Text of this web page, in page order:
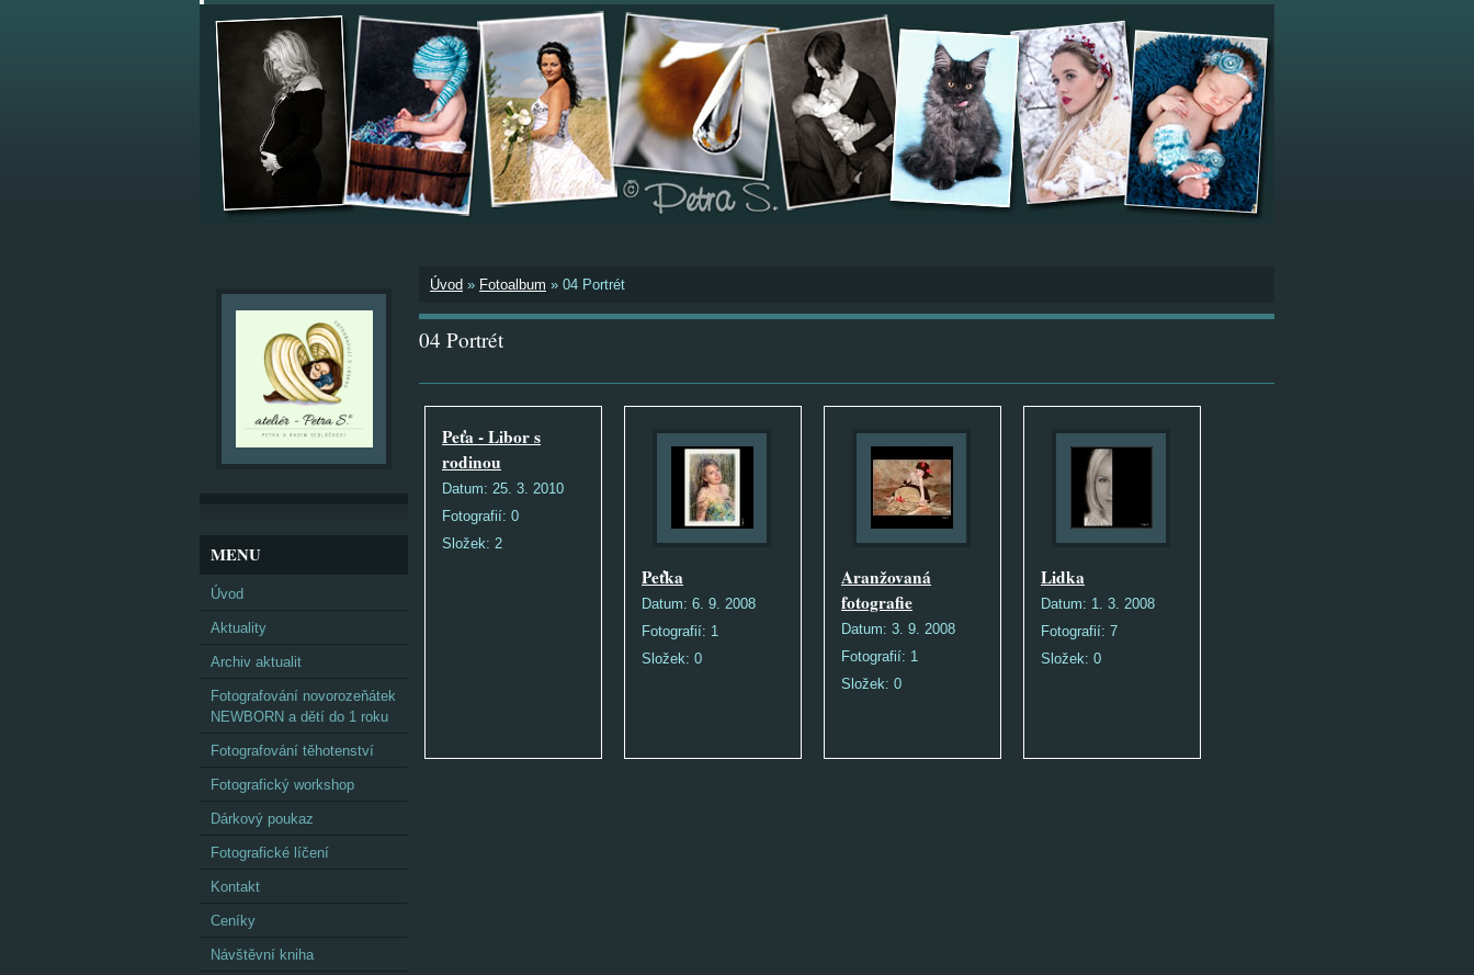
Úvod » Fotoalbum » 04 Portrét
04 Portrét
Peťa - Libor s
rodinou
Datum: 25. 3. 2010
Fotografií: 0
Složek: 2
Peťka
Datum: 6. 9. 2008
Fotografií: 1
Složek: 0
Aranžovaná
fotografie
Datum: 3. 9. 2008
Fotografií: 1
Složek: 0
Lidka
Datum: 1. 3. 2008
Fotografií: 7
Složek: 0
MENU
Úvod
Aktuality
Archiv aktualit
Fotografování novorozeňátek
NEWBORN a dětí do 1 roku
Fotografování těhotenství
Fotografický workshop
Dárkový poukaz
Fotografické líčení
Kontakt
Ceníky
Návštěvní kniha